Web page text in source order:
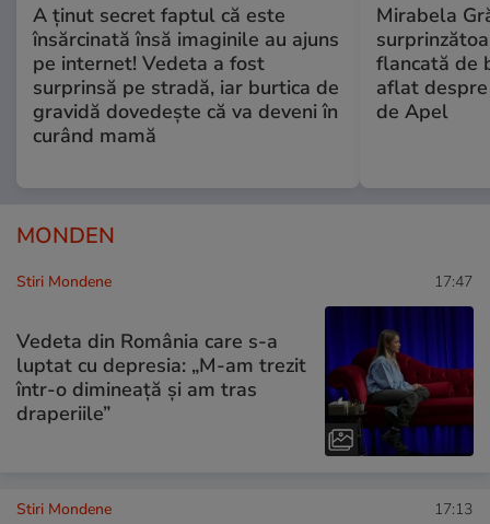
A ținut secret faptul că este
însărcinată însă imaginile au ajuns
pe internet! Vedeta a fost
surprinsă pe stradă, iar burtica de
gravidă dovedește că va deveni în
curând mamă
Mirabela
flancată de
aflat
de Apel
MONDEN
Stiri Mondene 17:47
Vedeta din România care s-a
luptat cu depresia: „M-am trezit
într-o dimineață și am tras
draperiile”
Stiri Mondene 17:13